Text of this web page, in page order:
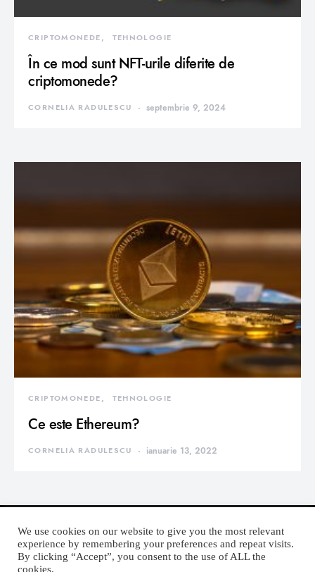
CRIPTOMONEDE TEHNOLOGIE
În ce mod sunt NFT-urile diferite de
criptomonede?
CORNELIA RADULESCU septembrie 9, 2024
CRIPTOMONEDE TEHNOLOGIE
Ce este Ethereum?
CORNELIA RADULESCU ianuarie 13, 2022
We use cookies on our website to give you the most relevant
experience by remembering your preferences and repeat visits.
By clicking “Accept”, you consent to the use of ALL the
cookies.